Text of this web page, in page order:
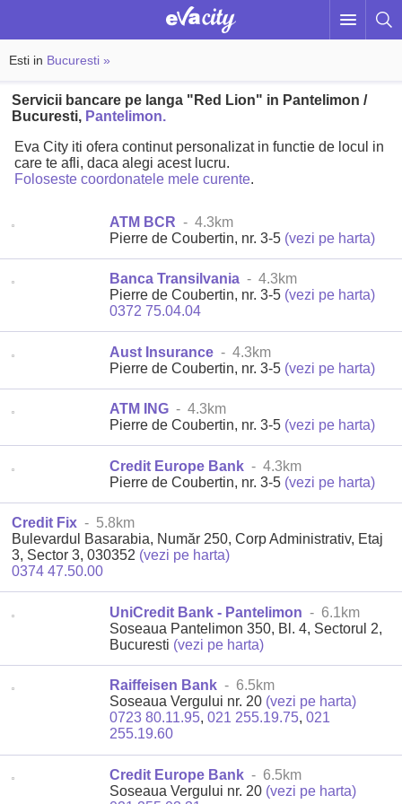
Esti in Bucuresti »
Servicii bancare pe langa "Red Lion" in Pantelimon /
Bucuresti, Pantelimon.
Eva City iti ofera continut personalizat in functie de locul in
care te afli, daca alegi acest lucru.
Foloseste coordonatele mele curente.
ATM BCR - 4.3km
Pierre de Coubertin, nr. 3-5 (vezi pe harta)
Banca Transilvania - 4.3km
Pierre de Coubertin, nr. 3-5 (vezi pe harta)
0372 75.04.04
Aust Insurance - 4.3km
Pierre de Coubertin, nr. 3-5 (vezi pe harta)
ATM ING - 4.3km
Pierre de Coubertin, nr. 3-5 (vezi pe harta)
Credit Europe Bank - 4.3km
Pierre de Coubertin, nr. 3-5 (vezi pe harta)
Credit Fix - 5.8km
Bulevardul Basarabia, Număr 250, Corp Administrativ, Etaj
3, Sector 3, 030352 (vezi pe harta)
0374 47.50.00
UniCredit Bank - Pantelimon - 6.1km
Soseaua Pantelimon 350, Bl. 4, Sectorul 2,
Bucuresti (vezi pe harta)
Raiffeisen Bank - 6.5km
Soseaua Vergului nr. 20 (vezi pe harta)
0723 80.11.95,021 255.19.75,021
255.19.60
Credit Europe Bank - 6.5km
Soseaua Vergului nr. 20 (vezi pe harta)